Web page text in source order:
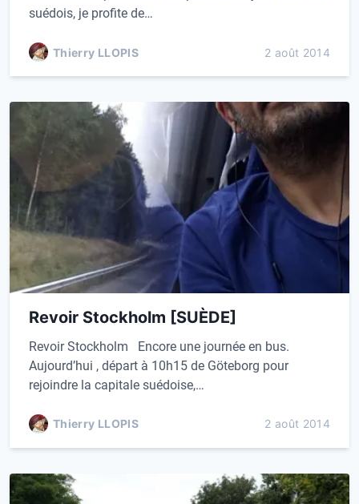
suédois, je profite de…
Thierry LLOPIS 2 août 2014
Revoir Stockholm [SUÈDE]
Revoir Stockholm Encore une journée en bus.
Aujourd’hui , départ à 10h15 de Göteborg pour
rejoindre la capitale suédoise,…
Thierry LLOPIS 2 août 2014